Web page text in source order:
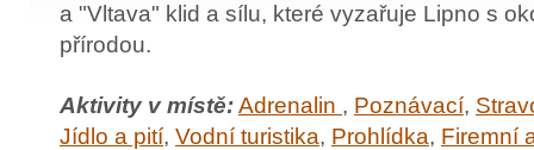
a "Vltava" klid a sílu, které vyzařuje Lipno s
přírodou.
Aktivity v místě:Adrenalin , Poznávací,
Jídlo a pití, Vodní turistika, Prohlídka, Firemní